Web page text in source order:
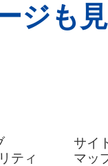
ジも
ティ
サイ
マッ